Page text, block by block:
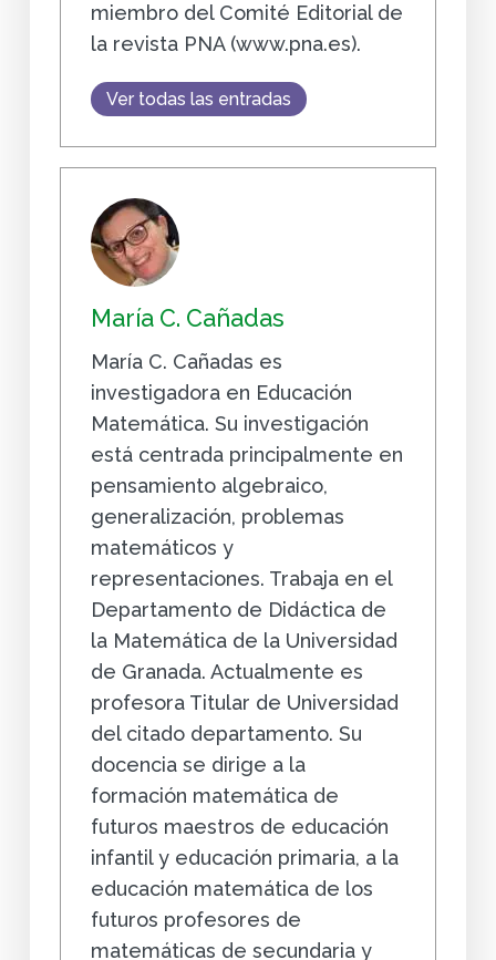
miembro del Comité Editorial de
la revista PNA (www.pna.es).
Ver todas las entradas
María C. Cañadas
María C. Cañadas es
investigadora en Educación
Matemática. Su investigación
está centrada principalmente en
pensamiento algebraico,
generalización, problemas
matemáticos y
representaciones. Trabaja en el
Departamento de Didáctica de
la Matemática de la Universidad
de Granada. Actualmente es
profesora Titular de Universidad
del citado departamento. Su
docencia se dirige a la
formación matemática de
futuros maestros de educación
infantil y educación primaria, a la
educación matemática de los
futuros profesores de
matemáticas de secundaria y